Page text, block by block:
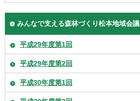
みんなで支える森林づくり松本地域会議
平成29年度第1回
平成29年度第2回
平成30年度第1回